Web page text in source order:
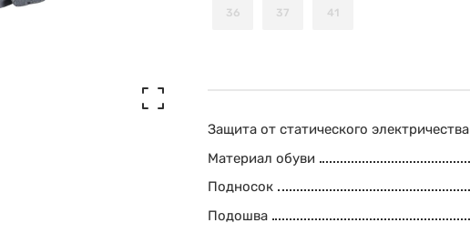
36 37 41
Защита от статического электричества
Материал обуви
Подносок
Подошва